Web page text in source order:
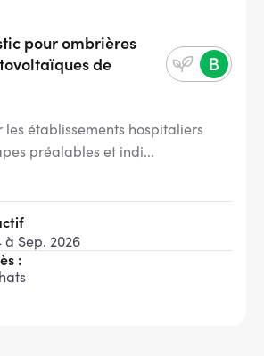
pour ombrières
de
établissements hospitaliers
préalables et indi...
à Sep. 2026
: